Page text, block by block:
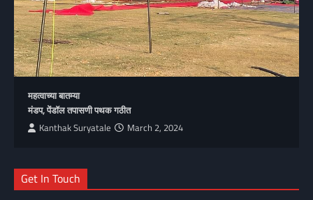
महत्वाच्या बातम्या
मंडप, पेंडॉल तपासणी पथक गठीत
Kanthak Suryatale March 2, 2024
Get In Touch